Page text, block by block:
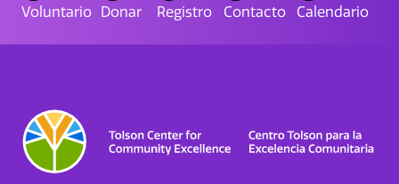
Voluntario Donar Registro Contacto Calendario